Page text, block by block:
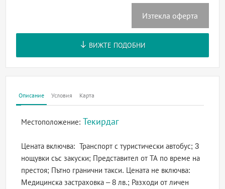
Изтекла оферта
ВИЖТЕ ПОДОБНИ
Описание Условия Карта
Местоположение: Текирдаг
Цената включва: Транспорт с туристически автобус; 3
нощувки със закуски; Представител от ТА по време на
престоя; Пътно гранични такси. Цената не включва:
Mедицинска застраховка – 8 лв.; Разходи от личен